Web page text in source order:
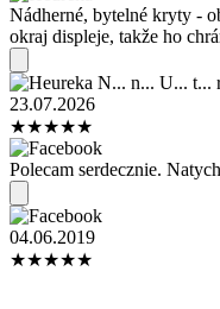
Nádherné, bytelné kryty -
okraj displeje, takže ho
N... n... U... t...
23.07.2026
★★★★★
Polecam serdecznie.
04.06.2019
★★★★★